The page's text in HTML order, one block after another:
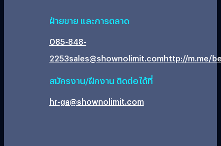
ฝ่ายขาย และการตลาด
085-848-
2253sales@shownolimit.comhttp://m.me/
สมัครงาน/ฝึกงาน ติดต่อได้ที่
hr-ga@shownolimit.com